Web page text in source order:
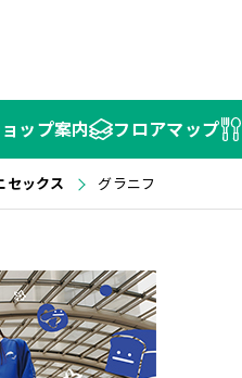
ップ案内 フロアマップ
セックス グラニフ